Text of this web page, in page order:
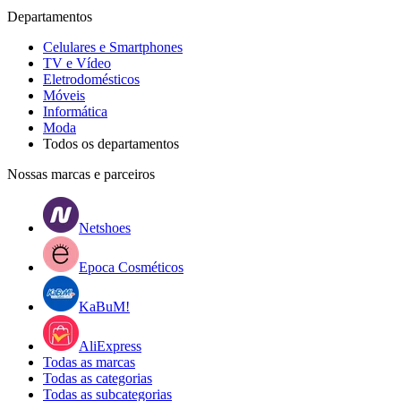
Departamentos
Celulares e Smartphones
TV e Vídeo
Eletrodomésticos
Móveis
Informática
Moda
Todos os departamentos
Nossas marcas e parceiros
Netshoes
Epoca Cosméticos
KaBuM!
AliExpress
Todas as marcas
Todas as categorias
Todas as subcategorias